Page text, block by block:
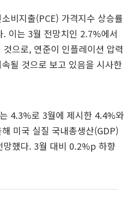
비지출(PCE) 가격지수 상승률
이는 3월 전망치인 2.7%에서
으로, 연준이 인플레이션 압력
될 것으로 보고 있음을 시사한
4.3%로 3월에 제시한 4.4%와
미국 실질 국내총생산(GDP)
망했다. 3월 대비 0.2%p 하향